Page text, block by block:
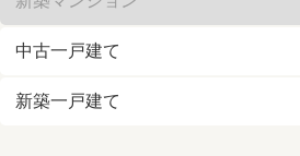
中古一戸建て
新築一戸建て